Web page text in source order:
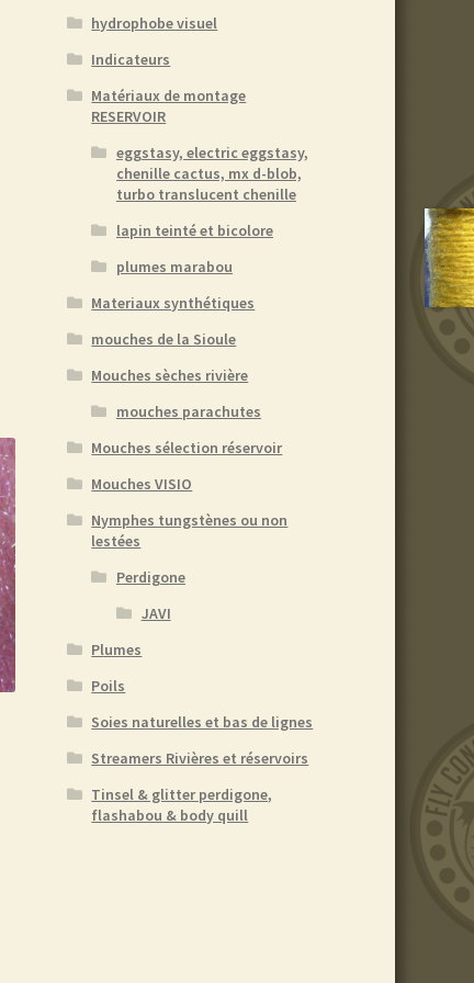
hydrophobe visuel
Indicateurs
Matériaux de montage
RESERVOIR
eggstasy, electric eggstasy,
chenille cactus, mx d-blob,
turbo translucent chenille
lapin teinté et bicolore
plumes marabou
Materiaux synthétiques
mouches de la Sioule
Mouches sèches rivière
mouches parachutes
Mouches sélection réservoir
Mouches VISIO
Nymphes tungstènes ou non
lestées
Perdigone
JAVI
Plumes
Poils
Soies naturelles et bas de lignes
Streamers Rivières et réservoirs
Tinsel & glitter perdigone,
flashabou & body quill